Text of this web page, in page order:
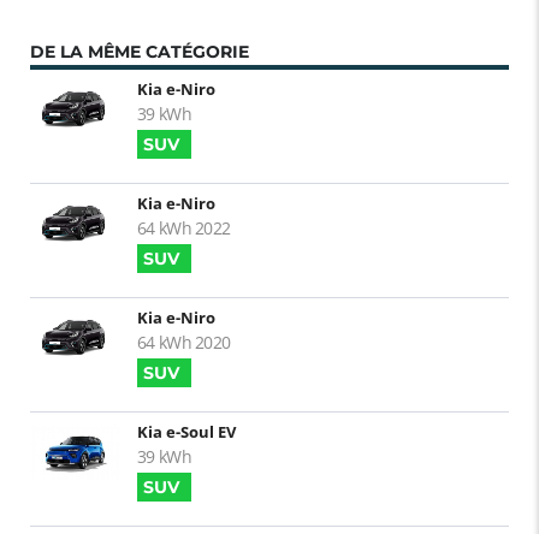
DE LA MÊME CATÉGORIE
Kia e-Niro
39 kWh
SUV
Kia e-Niro
64 kWh 2022
SUV
Kia e-Niro
64 kWh 2020
SUV
Kia e-Soul EV
39 kWh
SUV